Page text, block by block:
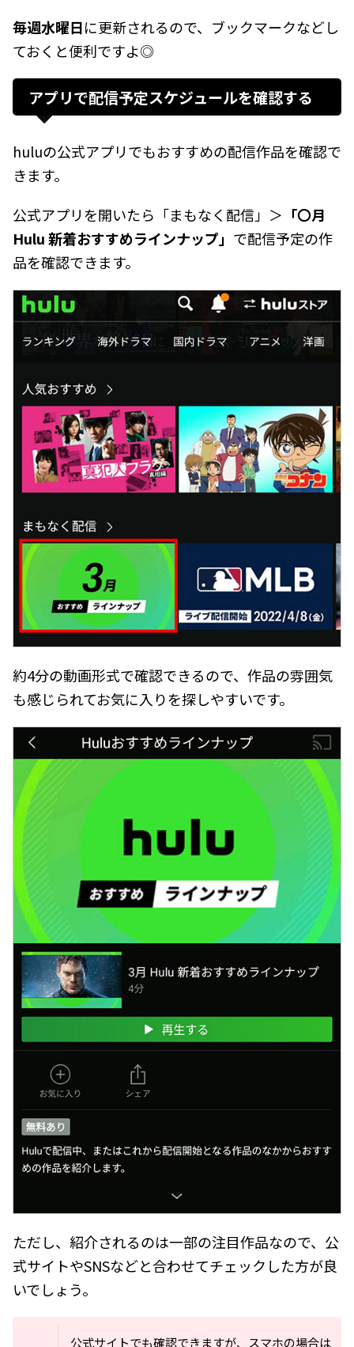
毎週水曜日に更新されるので、ブックマークなどし
ておくと便利ですよ◎
アプリで配信予定スケジュールを確認する
huluの公式アプリでもおすすめの配信作品を確認で
きます。
公式アプリを開いたら「まもなく配信」＞ 「〇月
Hulu 新着おすすめラインナップ」 で配信予定の作
品を確認できます。
約4分の動画形式で確認できるので、作品の雰囲気
も感じられてお気に入りを探しやすいです。
ただし、紹介されるのは一部の注目作品なので、公
式サイトやSNSなどと合わせてチェックした方が良
いでしょう。
公式サイトでも確認できますが、スマホの場合は